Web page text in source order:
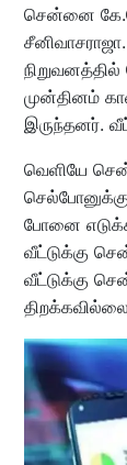
சென்னை
முன்தினம்
இருந்தனர்.
வெளியே
போனை
வீட்டுக்கு
வீட்டுக்கு